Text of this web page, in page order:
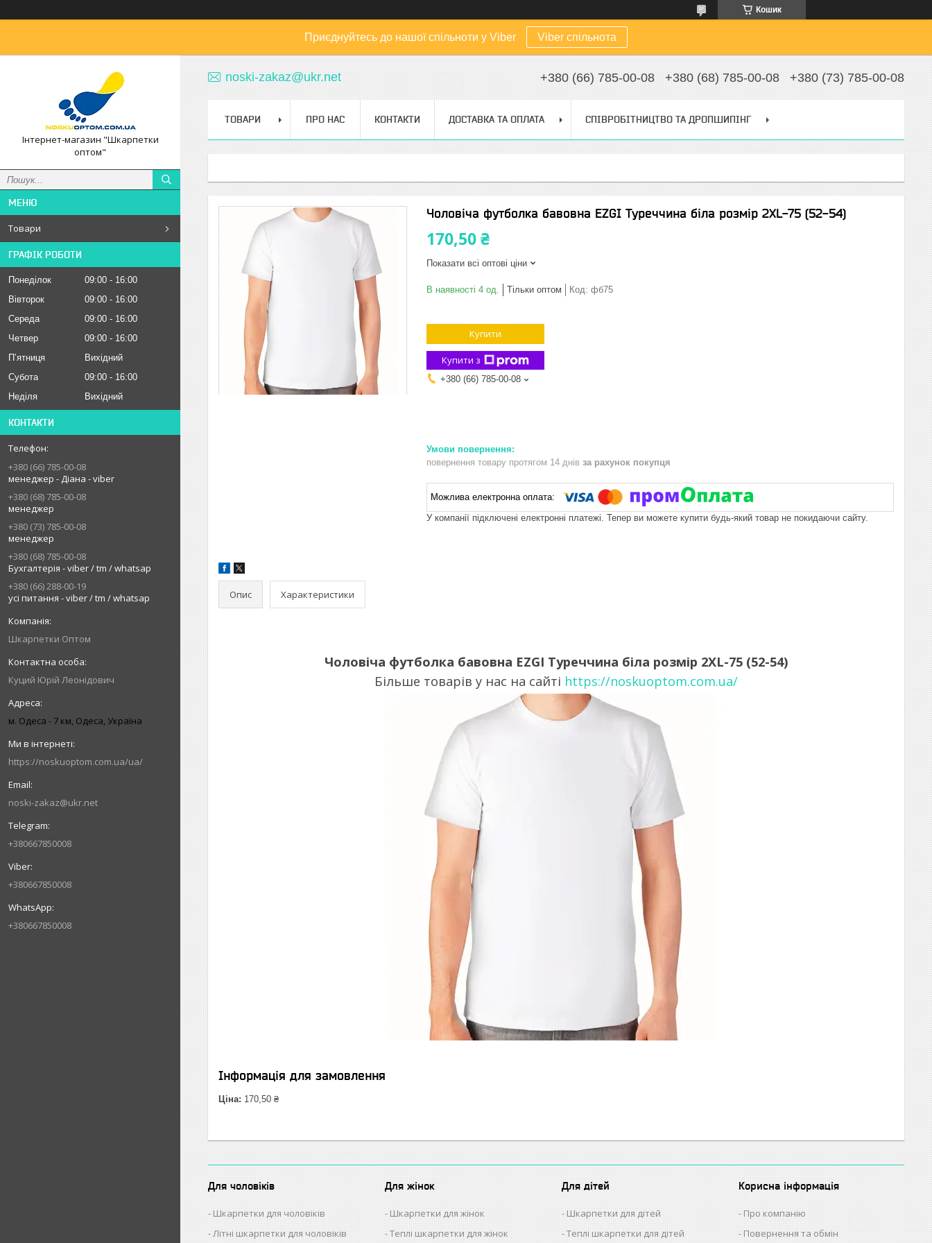
Кошик
Приєднуйтесь до нашої спільноти у Viber Viber спільнота
Інтернет-магазин "Шкарпетки
оптом"
Товари
ГРАФІК РОБОТИ
Понеділок 09:00
16:00
Вівторок
09:00
16:00
Середа
09:00
16:00
Четвер
09:00
16:00
Пʼятниця
Вихідний
Субота
09:00
16:00
Неділя
Вихідний
КОНТАКТИ
+380 (66) 785-00-08
менеджер - Діана - viber
+380 (68) 785-00-08
менеджер
+380 (73) 785-00-08
менеджер
+380 (68) 785-00-08
Бухгалтерія - viber / tm / whatsap
+380 (66) 288-00-19
усі питання - viber / tm / whatsap
Шкарпетки Оптом
Куций Юрій Леонідович
м. Одеса - 7 км, Одеса, Україна
https://noskuoptom.com.ua/ua/
noski-zakaz@ukr.net
+380667850008
+380667850008
+380667850008
noski-zakaz@ukr.net +380 (66) 785-00-08 +380 (68) 785-00-08 +380 (73) 785-00-08
ТОВАРИ ПРО НАС КОНТАКТИ ДОСТАВКА ТА ОПЛАТА СПІВРОБІТНИЦТВО ТА ДРОПШИПІНГ
Чоловіча футболка бавовна EZGI Туреччина біла розмір 2XL-75 (52-54)
170,50 ₴
Показати всі оптові ціни
В наявності 4 од. Тільки оптом Код: фб75
Купити
Купити з
+380 (66) 785-00-08
повернення товару протягом 14 днів за рахунок покупця
У компанії підключені електронні платежі. Тепер ви можете купити будь-який товар не покидаючи сайту.
Опис Характеристики
Чоловіча футболка бавовна EZGI Туреччина біла розмір 2XL-75 (52-54)
Більше товарів у нас на сайті https://noskuoptom.com.ua/
Інформація для замовлення
Ціна: 170,50 ₴
Для чоловіків
Шкарпетки для чоловіків
Літні шкарпетки для чоловіків
Для жінок
Шкарпетки для жінок
Теплі шкарпетки для жінок
Для дітей
Шкарпетки для дітей
Теплі шкарпетки для дітей
Корисна інформація
Про компанію
Повернення та обмін